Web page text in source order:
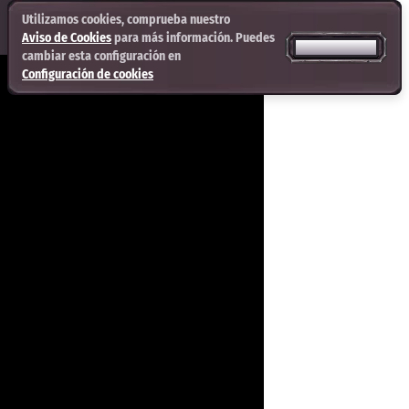
Utilizamos cookies, comprueba nuestro
Aviso de Cookiespara más información. Puedes
cambiar esta configuración en
Configuración de cookies
ACEPTAR TODO